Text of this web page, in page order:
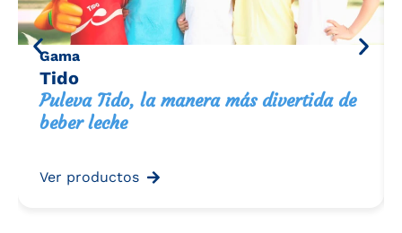
Gama
Tido
Puleva Tido, la manera más divertida de
beber leche
Ver productos